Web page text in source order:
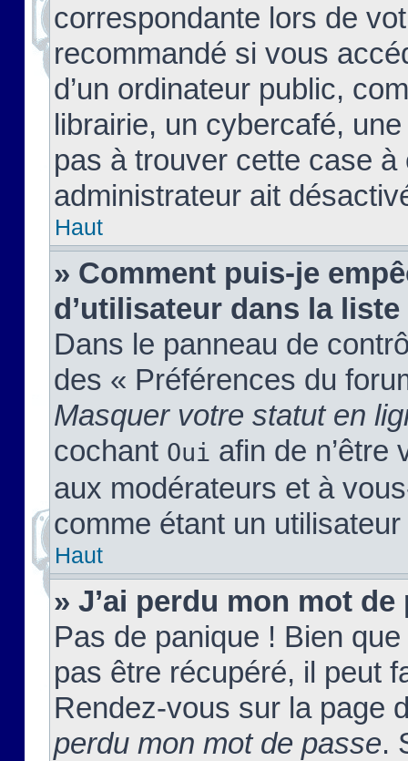
correspondante lors de
recommandé si vous
d’un ordinateur public,
librairie, un cybercafé,
pas à trouver cette case à
administrateur ait
Haut
» Comment puis-je
d’utilisateur dans la
Dans le panneau de
des « Préférences du
Masquer votre statut en
cochant Oui afin de n’être
aux modérateurs et à
comme étant un
Haut
» J’ai perdu mon mot de
Pas de panique ! Bien
pas être récupéré, il peut
Rendez-vous sur la page
perdu mon mot de passe.